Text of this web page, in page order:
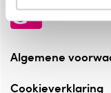
de
Algemene
Cookieverklaring